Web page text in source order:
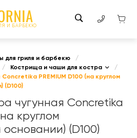
И БАРБЕКЮ
для гриля и барбекю
/
/ Кострища и чаши для костра
/
PREMIUM D100 (на круглом
(D100)
чугунная Concretika
круглом
(D100)